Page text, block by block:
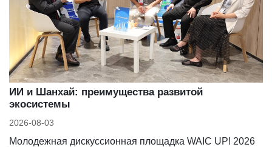
ИИ и Шанхай: преимущества развитой
экосистемы
2026-08-03
Молодежная дискуссионная площадка WAIC UP! 2026